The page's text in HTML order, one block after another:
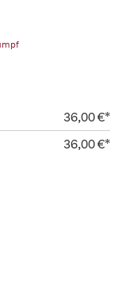
36,00 €*
36,00 €*